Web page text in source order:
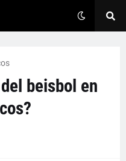
beisbol en